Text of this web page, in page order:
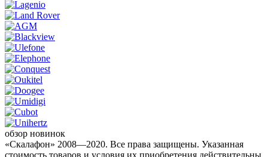
обзор новинок
«Скалафон» 2008—2020. Все права защищены. Указанная